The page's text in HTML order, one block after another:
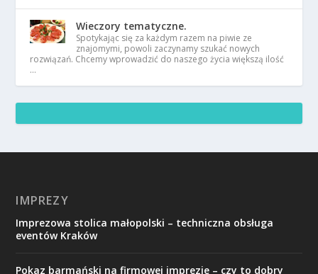
Wieczory tematyczne.
Spotykając się za każdym razem na piwie ze
znajomymi, powoli zaczynamy szukać nowych
rozwiązań. Chcemy wprowadzić do naszego życia większą ilość
…
IMPREZY
Imprezowa stolica małopolski – techniczna obsługa
eventów Kraków
Pokaz barmański na firmowej imprezie – czy to dobry